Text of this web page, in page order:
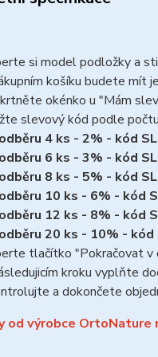
si model podložky a
košíku budete mít
okénko u "Mám
slevový kód podle
4 ks - 2% - kód
6 ks - 3% - kód
8 ks - 5% - kód
10 ks - 6% - kód
12 ks - 8% - kód
20 ks - 10% - kód
tlačítko "Pokračovat v
kroku vyplňte
a dokončete
od výrobce